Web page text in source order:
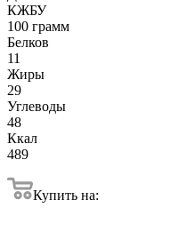
КЖБУ
100 грамм
Белков
11
Жиры
29
Углеводы
48
Ккал
489
Купить на: